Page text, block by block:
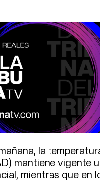
la
mantiene vigente
mientras que en